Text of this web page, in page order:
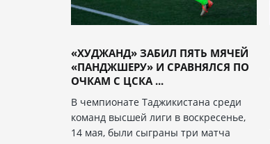
«ХУДЖАНД» ЗАБИЛ ПЯТЬ МЯЧЕЙ
«ПАНДЖШЕРУ» И СРАВНЯЛСЯ ПО
ОЧКАМ С ЦСКА ...
В чемпионате Таджикистана среди
команд высшей лиги в воскресенье,
14 мая, были сыграны три матча